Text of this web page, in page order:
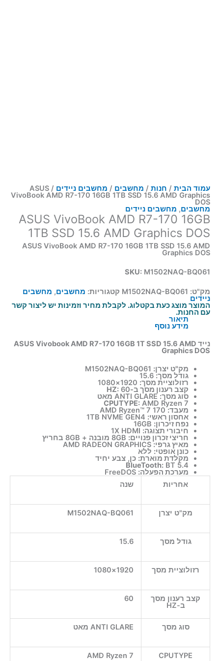
עמוד הבית / חנות / מחשבים / מחשבים ניידים / ASUS
VivoBook AMD R7-170 16GB 1TB SSD 15.6 AMD Graphics
DOS
מחשבים, מחשבים ניידים
ASUS VivoBook AMD R7-170 16GB
1TB SSD 15.6 AMD Graphics DOS
ASUS VivoBook AMD R7-170 16GB 1TB SSD 15.6 AMD
Graphics DOS
SKU: M1502NAQ-BQ061
מק"ט: M1502NAQ-BQ061 קטגוריות: מחשבים, מחשבים
ניידים
המוצר מוצג כעת בקטלוג. לקבלת מחיר וזמינות יש ליצור קשר
עם החנות.
תיאור
מידע נוסף
נייד ASUS Vivobook AMD R7-170 16GB 1T SSD 15.6 AMD
Graphics DOS
מק"ט יצרן:
גודל מסך:15.6
רזולוציית מסך:
קצב רענון מסך ב-HZ:60
סוג מסך: ANTI GLARE מאט
CPUTYPE: AMD Ryzen 7
מעבד:AMD Ryzen™ 7 170
אחסון ראשי:
נפח זיכרון:
חיבורי תצוגה:
חריצי זכרון פנויים:
מאיץ גרפי:AMD RADEON GRAPHICS
כונן אופטי: ללא
מקלדת מוארת: כן, צבע יחיד
BlueTooth: BT 5.4
מערכת הפעלה:
אחריות
שנה
מק"ט יצרן M1502NAQ-BQ061
גודל מסך 15.6
רזולוציית מסך 1920×1080
קצב רענון מסך
ב-HZ
60
סוג מסך ANTI GLARE מאט
CPUTYPE
AMD Ryzen 7